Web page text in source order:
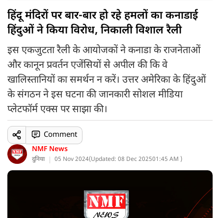
हिंदू मंदिरों पर बार-बार हो रहे हमलों का कनाडाई
हिंदुओं ने किया विरोध, निकाली विशाल रैली
इस एकजुटता रैली के आयोजकों ने कनाडा के राजनेताओं
और कानून प्रवर्तन एजेंसियों से अपील की कि वे
खालिस्तानियों का समर्थन न करें। उत्तर अमेरिका के हिंदुओं
के संगठन ने इस घटना की जानकारी सोशल मीडिया
प्लेटफॉर्म एक्स पर साझा की।
NMF News
दुनिया 05 Nov 2024(Updated: 08 Dec 202501:45 AM )
Comment